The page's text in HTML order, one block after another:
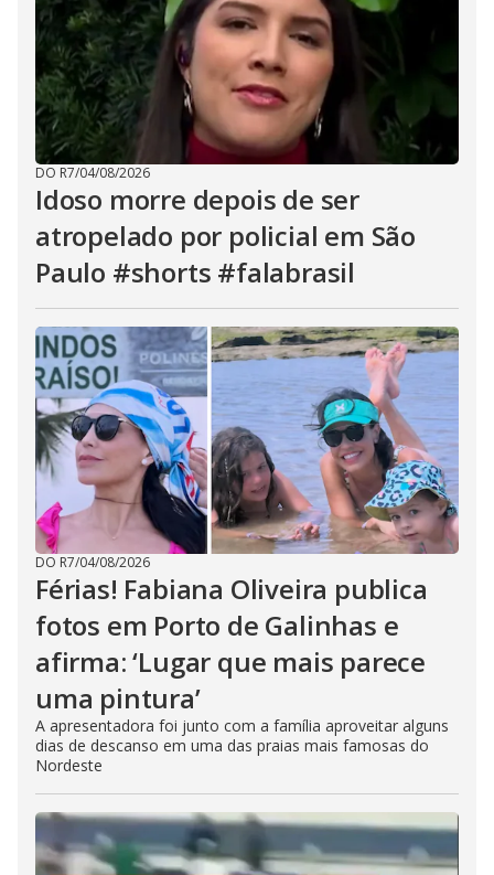
DO R7/04/08/2026
Idoso morre depois de ser
atropelado por policial em São
Paulo #shorts #falabrasil
DO R7/04/08/2026
Férias! Fabiana Oliveira publica
fotos em Porto de Galinhas e
afirma: ‘Lugar que mais parece
uma pintura’
A apresentadora foi junto com a família aproveitar alguns
dias de descanso em uma das praias mais famosas do
Nordeste